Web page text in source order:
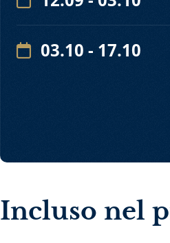
03.10 - 17.10
Incluso nel